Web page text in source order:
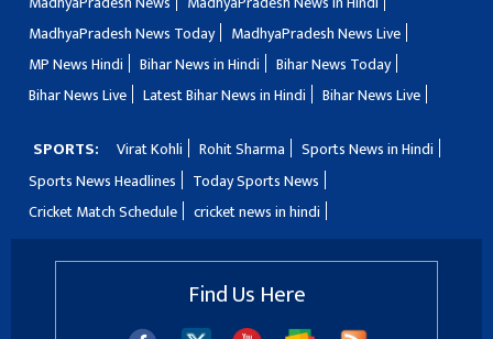
MadhyaPradesh News Today
MadhyaPradesh News Live
MP News Hindi
Bihar News in Hindi
Bihar News Today
Bihar News Live
Latest Bihar News in Hindi Bihar News Live
SPORTS: Virat Kohli Rohit Sharma
Sports News in Hindi
Sports News Headlines
Today Sports News
Cricket Match Schedule
cricket news in hindi
Find Us Here